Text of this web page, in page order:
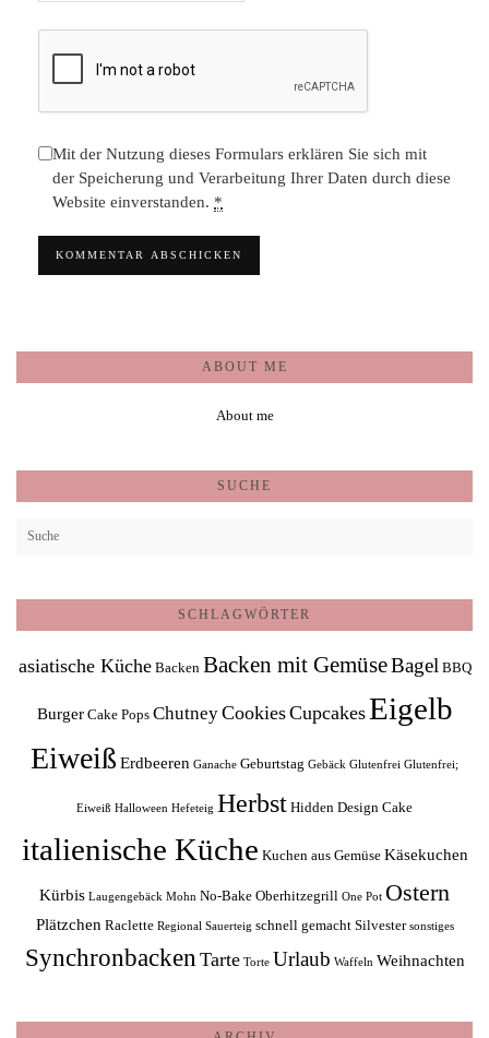
Mit der Nutzung dieses Formulars erklären Sie sich mit
der Speicherung und Verarbeitung Ihrer Daten durch diese
Website einverstanden. *
ABOUT ME
About me
SUCHE
SCHLAGWÖRTER
asiatische Küche Backen Backen mit GemüseBagel BBQ
Burger Cake Pops ChutneyCookiesCupcakesEigelb
Eiweiß Erdbeeren Ganache Geburtstag Gebäck Glutenfrei Glutenfrei;
Eiweiß Halloween Hefeteig Herbst Hidden Design Cake
italienische Küche Kuchen aus Gemüse Käsekuchen
Kürbis Laugengebäck Mohn No-Bake Oberhitzegrill One Pot Ostern
Plätzchen Raclette Regional Sauerteig schnell gemacht Silvester sonstiges
Synchronbacken Tarte Torte Urlaub Waffeln Weihnachten